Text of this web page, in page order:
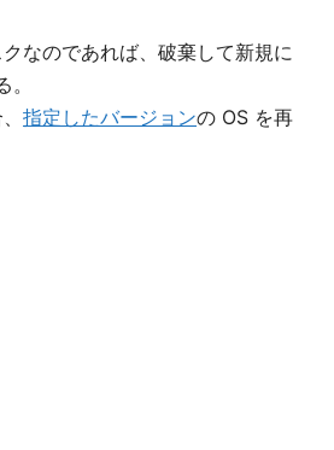
クなのであれば、破棄して新規に
指定したバージョンの OS を再